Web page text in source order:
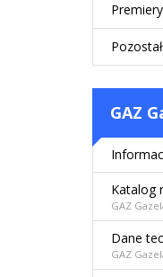
Premiery
GAZ
Katalog
GAZ
Dane
GAZ